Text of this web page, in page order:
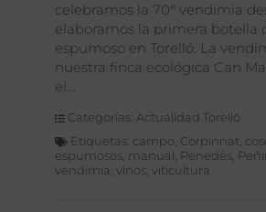
celebramos la 70ª vendimia
elaboramos la primera botella
espumoso en Torelló. La
nuestra finca ecológica Can
el
Categorías: Actualidad Torelló
Etiquetas: campo Corpinnat
espumosos manual Penedès
vendimia vinos viticultura